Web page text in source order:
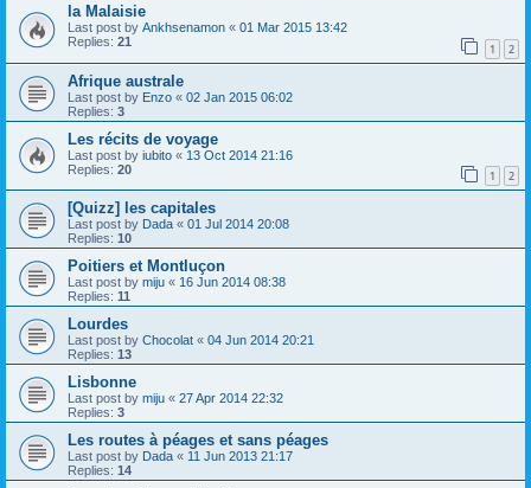
la Malaisie
Last post by Ankhsenamon « 01 Mar 2015 13:42
Replies: 21 1 2
Afrique australe
Last post by Enzo « 02 Jan 2015 06:02
Replies: 3
Les récits de voyage
Last post by iubito « 13 Oct 2014 21:16
Replies: 20 1 2
[Quizz] les capitales
Last post by Dada « 01 Jul 2014 20:08
Replies: 10
Poitiers et Montluçon
Last post by miju « 16 Jun 2014 08:38
Replies: 11
Lourdes
Last post by Chocolat « 04 Jun 2014 20:21
Replies: 13
Lisbonne
Last post by miju « 27 Apr 2014 22:32
Replies: 3
Les routes à péages et sans péages
Last post by Dada « 11 Jun 2013 21:17
Replies: 14